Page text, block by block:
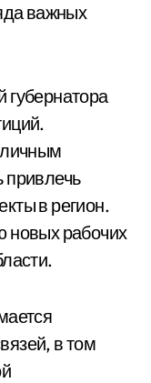
важных
губернатора
личным
привлечь
в регион.
новых рабочих
в том